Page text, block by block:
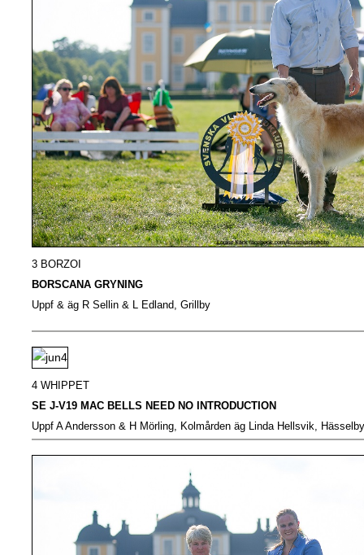
3 BORZOI
BORSCANA GRYNING
Uppf & äg R Sellin & L Edland, Grillby
4 WHIPPET
SE J-V19 MAC BELLS NEED NO INTRODUCTION
Uppf A Andersson & H Mörling, Kolmården äg Linda Hellsvik, Hässelby